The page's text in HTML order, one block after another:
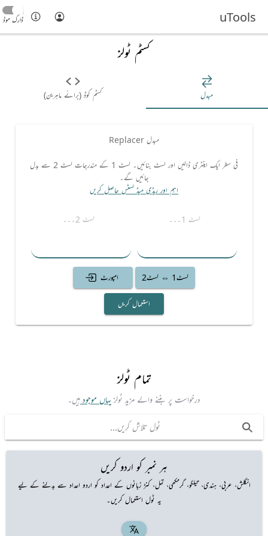
ڈارک موڈ uTools
کسٹم ٹولز
مبدل کسٹم کوڈ (برائے ماہرین)
مبدل Replacer
فی سطر ایک اینٹری ڈالیں اور لسٹ بنائیں۔ لسٹ 1 کے مندرجات لسٹ 2 سے بدل
جائیں گے۔
اہم اور ریڈی میڈ لسٹس حاصل کریں
لسٹ1 ⇔ لسٹ2 امپورٹ
استعمال کریں
تمام ٹولز
درخواست پر بننے والے مزید ٹولزیہاں موجودہیں۔
ہر نمبر کو اردو کریں
انگلش، عربی، ہندی، تیلگو، گرمکھی، تمل، کنڑ زبانوں کے اعداد کو اردو اعداد سے بدلنے کے لیے
یہ ٹول استعمال کریں۔